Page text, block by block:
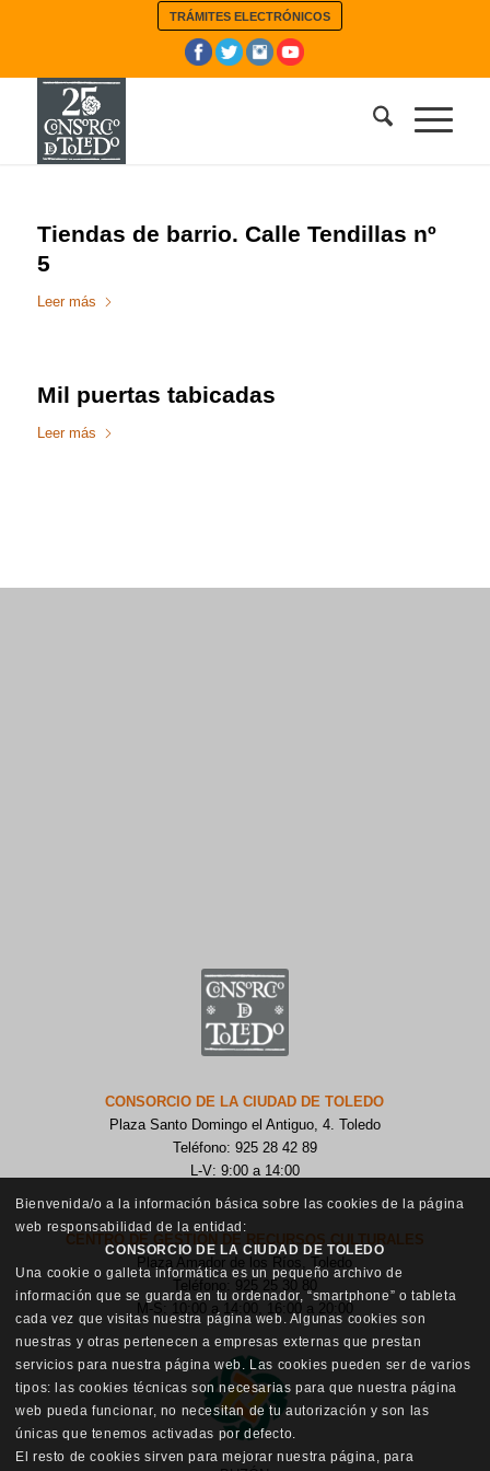
TRÁMITES ELECTRÓNICOS
Tiendas de barrio. Calle Tendillas nº
5
Leer más
Mil puertas tabicadas
Leer más
CONSORCIO DE LA CIUDAD DE TOLEDO
Plaza Santo Domingo el Antiguo, 4. Toledo
Teléfono: 925 28 42 89
L-V: 9:00 a 14:00
CENTRO DE GESTIÓN DE RECURSOS CULTURALES
Plaza Amador de los Ríos, Toledo
Teléfono: 925 25 30 80
M-S: 10:00 a 14:00, 16:00 a 20:00
Bienvenida/o a la información básica sobre las cookies de la página
web responsabilidad de la entidad:
CONSORCIO DE LA CIUDAD DE TOLEDO
Una cookie o galleta informática es un pequeño archivo de
información que se guarda en tu ordenador, “smartphone” o tableta
cada vez que visitas nuestra página web. Algunas cookies son
nuestras y otras pertenecen a empresas externas que prestan
servicios para nuestra página web. Las cookies pueden ser de varios
tipos: las cookies técnicas son necesarias para que nuestra página
web pueda funcionar, no necesitan de tu autorización y son las
únicas que tenemos activadas por defecto.
El resto de cookies sirven para mejorar nuestra página, para